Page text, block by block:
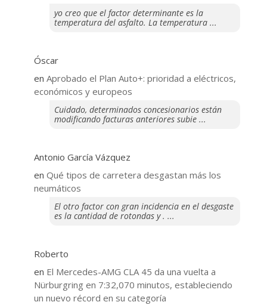
yo creo que el factor determinante es la
temperatura del asfalto. La temperatura ...
Óscar
en Aprobado el Plan Auto+: prioridad a eléctricos,
económicos y europeos
Cuidado, determinados concesionarios están
modificando facturas anteriores subie ...
Antonio García Vázquez
en Qué tipos de carretera desgastan más los
neumáticos
El otro factor con gran incidencia en el desgaste
es la cantidad de rotondas y . ...
Roberto
en El Mercedes-AMG CLA 45 da una vuelta a
Nürburgring en 7:32,070 minutos, estableciendo
un nuevo récord en su categoría